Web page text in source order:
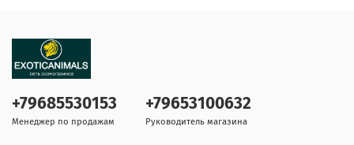
+79685530153
Менеджер по продажам
+79653100632
Руководитель магазина